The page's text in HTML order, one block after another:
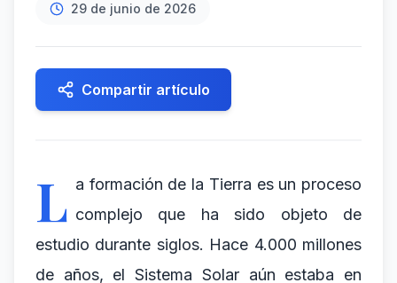
29 de junio de 2026
Compartir artículo
L a formación de la Tierra es un proceso
complejo que ha sido objeto de
estudio durante siglos. Hace 4.000 millones
de años, el Sistema Solar aún estaba en